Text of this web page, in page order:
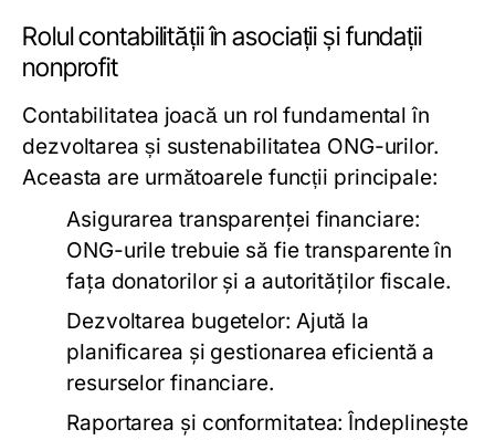
Rolul contabilității în asociații și fundații
nonprofit
Contabilitatea joacă un rol fundamental în
dezvoltarea și sustenabilitatea ONG-urilor.
Aceasta are următoarele funcții principale:
Asigurarea transparenței financiare:
ONG-urile trebuie să fie transparente în
fața donatorilor și a autorităților fiscale.
Dezvoltarea bugetelor: Ajută la
planificarea și gestionarea eficientă a
resurselor financiare.
Raportarea și conformitatea: Îndeplinește